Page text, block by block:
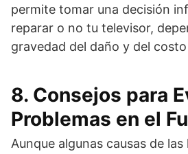
permite tomar una decisión
reparar o no tu televisor,
gravedad del daño y del
8. Consejos para
Problemas en el
Aunque algunas causas de las